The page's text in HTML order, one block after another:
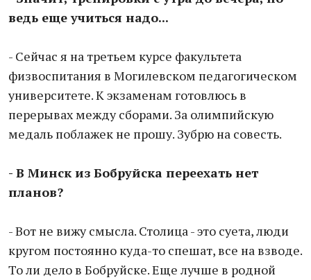
ведь еще учиться надо...
- Сейчас я на третьем курсе факультета
физвоспитания в Могилевском педагогическом
университете. К экзаменам готовлюсь в
перерывах между сборами. За олимпийскую
медаль поблажек не прошу. Зубрю на совесть.
- В Минск из Бобруйска переехать нет
планов?
- Вот не вижу смысла. Столица - это суета, люди
кругом постоянно куда-то спешат, все на взводе.
То ли дело в Бобруйске. Еще лучше в родной